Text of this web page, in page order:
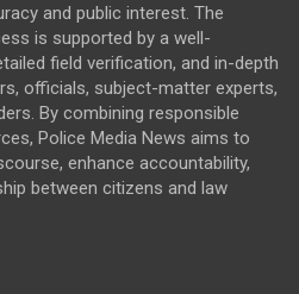
and public interest. The
is supported by a well-
field verification, and in-depth
officials, subject-matter experts,
By combining responsible
Police Media News aims to
enhance accountability,
between citizens and law